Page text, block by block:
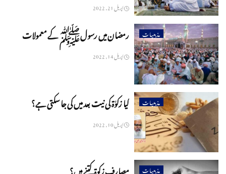
اپریل 21, 2022
مذہبیات رمضان میں رسول ﷺ کے معمولات
اپریل 14, 2022
مذہبیات کیا زکوٰۃ کی نیت بعد میں کی جا سکتی ہے؟
اپریل 10, 2022
مذہبیات